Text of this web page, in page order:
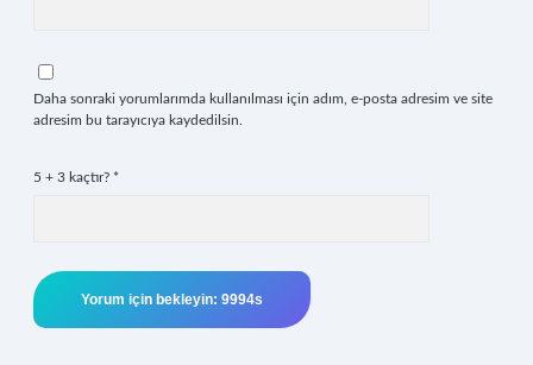
Daha sonraki yorumlarımda kullanılması için adım, e-posta adresim ve site
adresim bu tarayıcıya kaydedilsin.
5 + 3 kaçtır? *